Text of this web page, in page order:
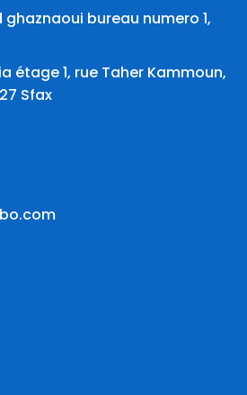
bureau numero 1,
étage 1, rue Taher Kammoun,
Sfax